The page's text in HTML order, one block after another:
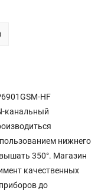
HF
канальный
нижнего
350°. Магазин
качественных
до